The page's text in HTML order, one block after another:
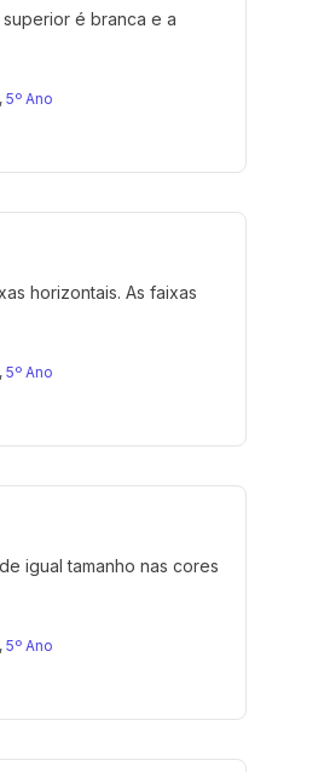
é branca e a
, 5º Ano
horizontais. As faixas
, 5º Ano
igual tamanho nas cores
, 5º Ano